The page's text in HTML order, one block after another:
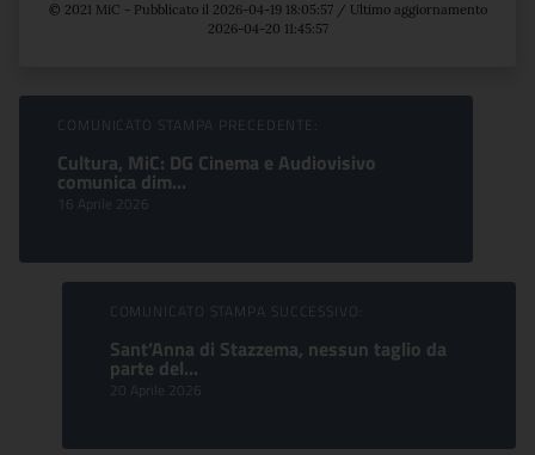
© 2021 MiC - Pubblicato il 2026-04-19 18:05:57 / Ultimo aggiornamento
2026-04-20 11:45:57
Sfoglia comunicati
COMUNICATO STAMPA PRECEDENTE:
Cultura, MiC: DG Cinema e Audiovisivo
comunica dim...
16 Aprile 2026
COMUNICATO STAMPA SUCCESSIVO:
Sant’Anna di Stazzema, nessun taglio da
parte del...
20 Aprile 2026